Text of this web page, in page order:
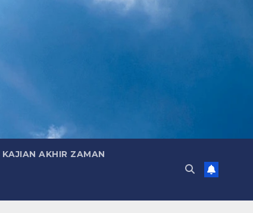
KAJIAN AKHIR ZAMAN